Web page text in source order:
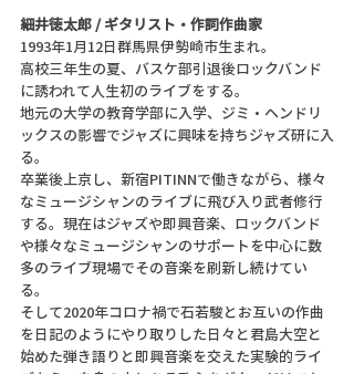
細井徳太郎 / ギタリスト・作詞作曲家
1993年1月12日群馬県伊勢崎市生まれ。
高校三年生の夏、バスケ部引退後ロックバンド
に誘われて人生初のライブをする。
地元の大学の教育学部に入学、ジミ・ヘンドリ
ックスの影響でジャズに興味を持ちジャズ研に入
る。
卒業後上京し、新宿PITINNで働きながら、様々
なミュージシャンのライブに飛び入り武者修行
する。現在はジャズや即興音楽、ロックバンド
や様々なミュージシャンのサポートを中心に数
多のライブ現場でその音楽を刷新し続けてい
る。
そして2020年コロナ禍で石若駿とお互いの作曲
を日記のようにやり取りした日々と君島大空と
始めた弾き語りと即興音楽を交えた実験的ライ